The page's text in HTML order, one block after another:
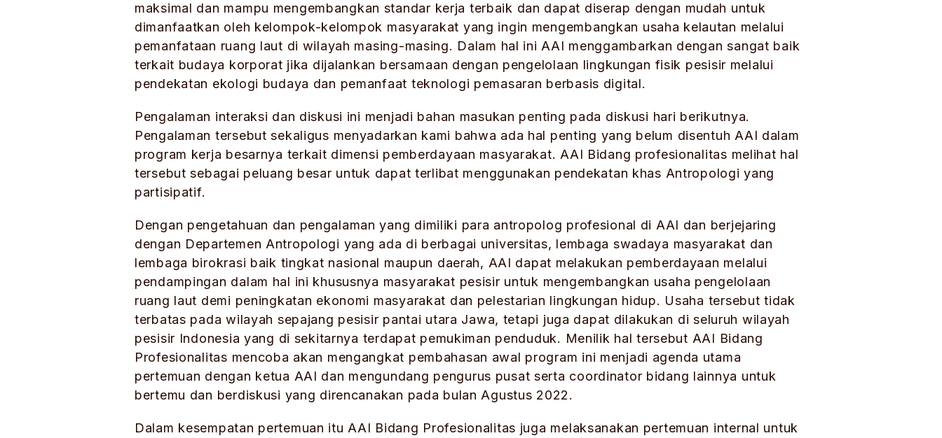
maksimal dan mampu mengembangkan standar kerja terbaik dan dapat diserap dengan mudah untuk
dimanfaatkan oleh kelompok-kelompok masyarakat yang ingin mengembangkan usaha kelautan melalui
pemanfataan ruang laut di wilayah masing-masing. Dalam hal ini AAI menggambarkan dengan sangat baik
terkait budaya korporat jika dijalankan bersamaan dengan pengelolaan lingkungan fisik pesisir melalui
pendekatan ekologi budaya dan pemanfaat teknologi pemasaran berbasis digital.
Pengalaman interaksi dan diskusi ini menjadi bahan masukan penting pada diskusi hari berikutnya.
Pengalaman tersebut sekaligus menyadarkan kami bahwa ada hal penting yang belum disentuh AAI dalam
program kerja besarnya terkait dimensi pemberdayaan masyarakat. AAI Bidang profesionalitas melihat hal
tersebut sebagai peluang besar untuk dapat terlibat menggunakan pendekatan khas Antropologi yang
partisipatif.
Dengan pengetahuan dan pengalaman yang dimiliki para antropolog profesional di AAI dan berjejaring
dengan Departemen Antropologi yang ada di berbagai universitas, lembaga swadaya masyarakat dan
lembaga birokrasi baik tingkat nasional maupun daerah, AAI dapat melakukan pemberdayaan melalui
pendampingan dalam hal ini khususnya masyarakat pesisir untuk mengembangkan usaha pengelolaan
ruang laut demi peningkatan ekonomi masyarakat dan pelestarian lingkungan hidup. Usaha tersebut tidak
terbatas pada wilayah sepajang pesisir pantai utara Jawa, tetapi juga dapat dilakukan di seluruh wilayah
pesisir Indonesia yang di sekitarnya terdapat pemukiman penduduk. Menilik hal tersebut AAI Bidang
Profesionalitas mencoba akan mengangkat pembahasan awal program ini menjadi agenda utama
pertemuan dengan ketua AAI dan mengundang pengurus pusat serta coordinator bidang lainnya untuk
bertemu dan berdiskusi yang direncanakan pada bulan Agustus 2022.
Dalam kesempatan pertemuan itu AAI Bidang Profesionalitas juga melaksanakan pertemuan internal untuk